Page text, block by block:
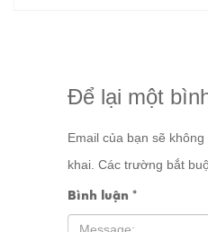
Để lại một
Email của bạn sẽ
khai. Các trường bắt
Bình luận *